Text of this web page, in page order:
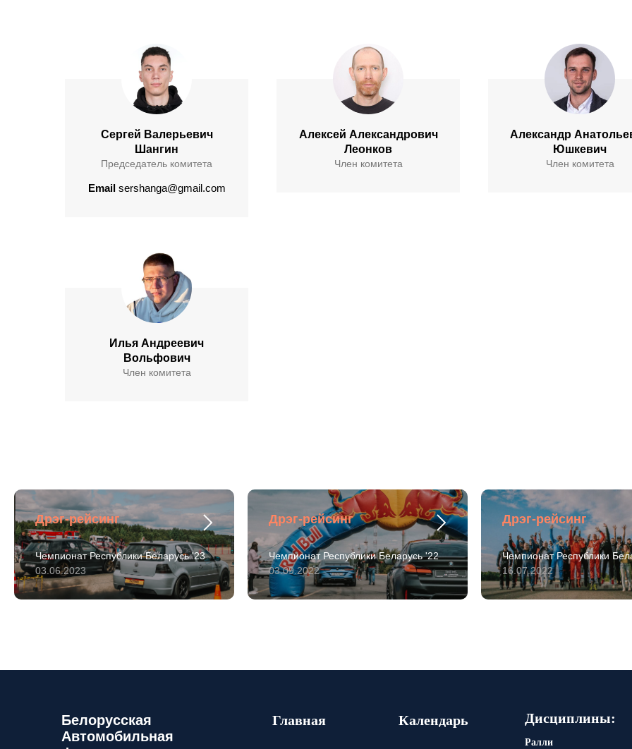
Сергей Валерьевич
Шангин
Председатель комитета
Emailsershanga@gmail.com
Алексей Александрович
Леонков
Член комитета
Александр
Юшкевич
Член комитета
Илья Андреевич
Вольфович
Член комитета
Дрэг-рейсинг
Чемпионат Республики Беларусь '23
03.06.2023
Дрэг-рейсинг
Чемпионат Республики Беларусь '22
03.09.2022
Дрэг-рейсинг
Чемпионат Республики
16.07.2022
Белорусская
Автомобильная
Главная Календарь Дисциплины:
Ралли